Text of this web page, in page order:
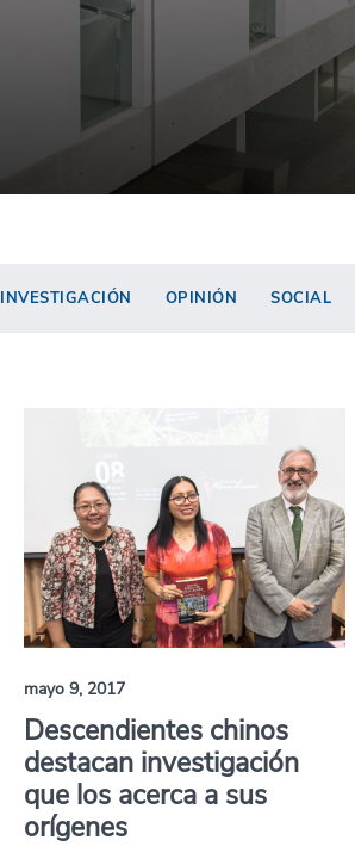
INVESTIGACIÓN OPINIÓN SOCIAL
mayo 9, 2017
Descendientes chinos
destacan investigación
que los acerca a sus
orígenes